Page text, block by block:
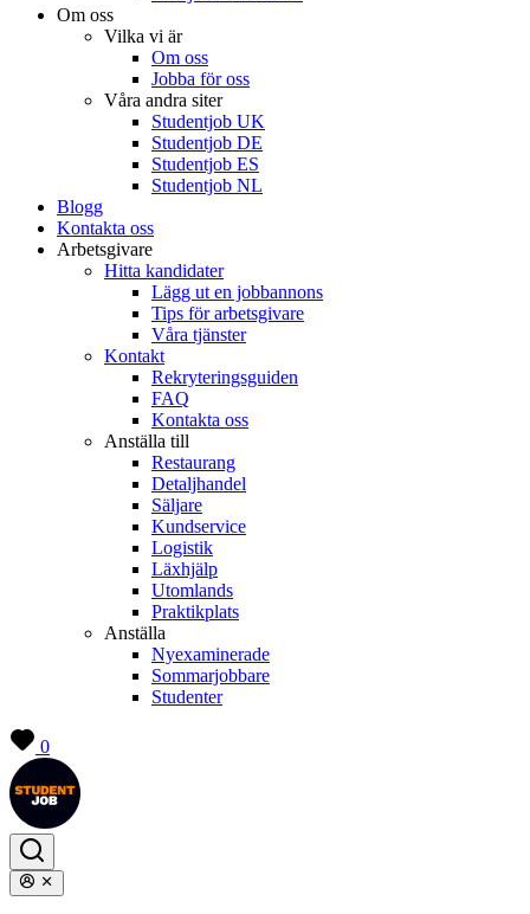
Om oss
Vilka vi är
Om oss
Jobba för oss
Våra andra siter
Studentjob UK
Studentjob DE
Studentjob ES
Studentjob NL
Blogg
Kontakta oss
Arbetsgivare
Hitta kandidater
Lägg ut en jobbannons
Tips för arbetsgivare
Våra tjänster
Kontakt
Rekryteringsguiden
FAQ
Kontakta oss
Anställa till
Restaurang
Detaljhandel
Säljare
Kundservice
Logistik
Läxhjälp
Utomlands
Praktikplats
Anställa
Nyexaminerade
Sommarjobbare
Studenter
0